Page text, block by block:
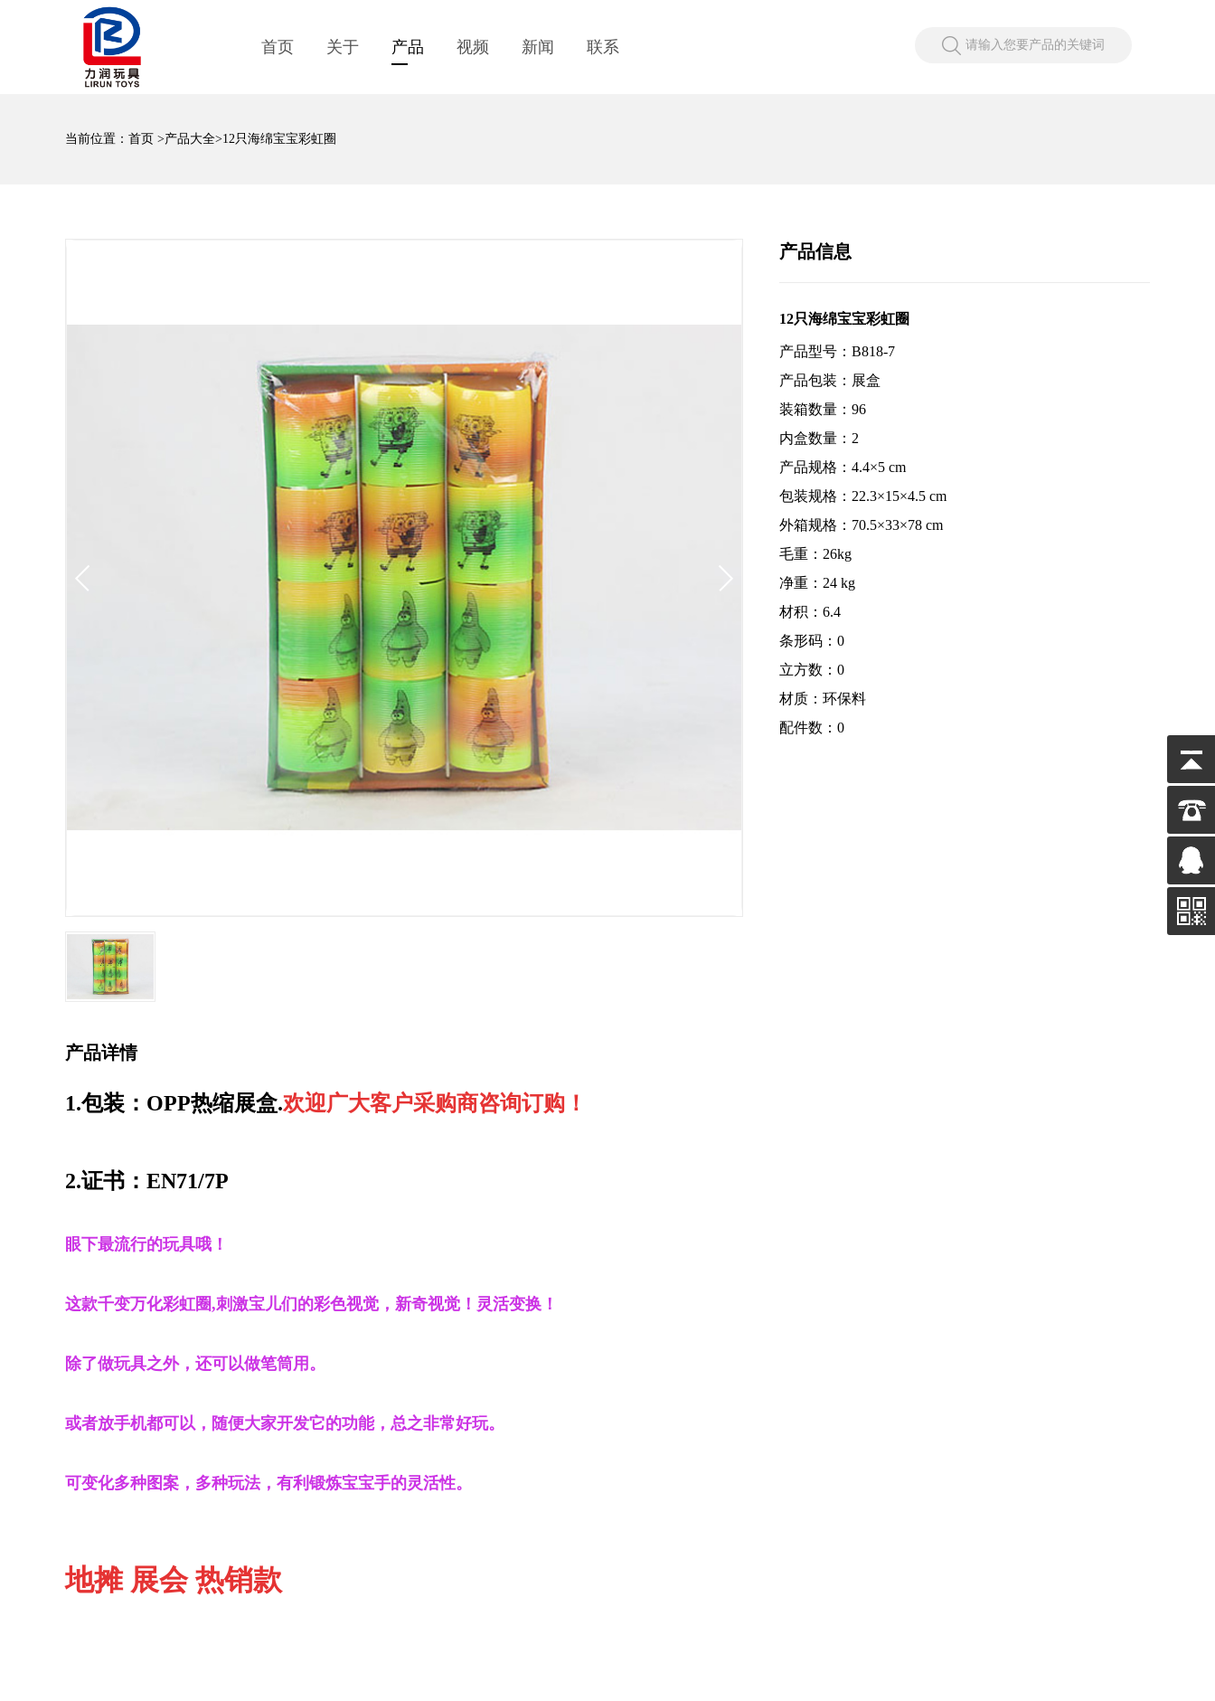
首页 关于 产品 视频 新闻 联系 请输入您要产品的关键词
当前位置： 首页 >产品大全>12只海绵宝宝彩虹圈
产品详情
1.包装：OPP热缩展盒.欢迎广大客户采购商咨询订购！
2.证书：EN71/7P
眼下最流行的玩具哦！
这款千变万化彩虹圈,刺激宝儿们的彩色视觉，新奇视觉！灵活变换！
除了做玩具之外，还可以做笔筒用。
或者放手机都可以，随便大家开发它的功能，总之非常好玩。
可变化多种图案，多种玩法，有利锻炼宝宝手的灵活性。
地摊 展会 热销款
产品信息
12只海绵宝宝彩虹圈
产品型号：B818-7
产品包装：展盒
装箱数量：96
内盒数量：2
产品规格：4.4×5 cm
包装规格：22.3×15×4.5 cm
外箱规格：70.5×33×78 cm
毛重：26kg
净重：24 kg
材积：6.4
条形码：0
立方数：0
材质：环保料
配件数：0